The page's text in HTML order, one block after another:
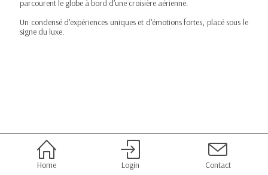
parcourent le globe à bord d’une croisière aérienne.
Un condensé d’expériences uniques et d’émotions fortes, placé sous le
signe du luxe.
Home Login Contact